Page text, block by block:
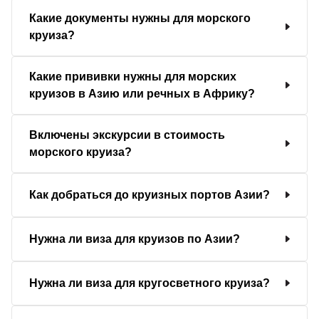
Какие документы нужны для морского
круиза?
Какие прививки нужны для морских
круизов в Азию или речных в Африку?
Включены экскурсии в стоимость
морского круиза?
Как добраться до круизных портов Азии?
Нужна ли виза для круизов по Азии?
Нужна ли виза для кругосветного круиза?